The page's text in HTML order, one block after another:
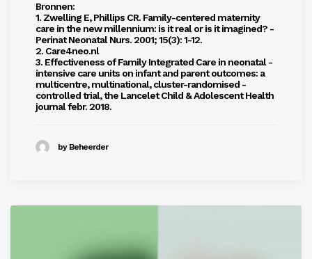
Bronnen:
1. Zwelling E, Phillips CR. Family-centered maternity
care in the new millennium: is it real or is it imagined? ­
Perinat Neonatal Nurs. 2001; 15(3): 1-12.
2. Care4neo.nl
3. Effectiveness of Family Integrated Care in neonatal ­
intensive care units on infant and parent outcomes: a
multicentre, multinational, cluster-randomised ­
controlled trial, the Lancelet Child & Adolescent Health
journal febr. 2018.
by Beheerder